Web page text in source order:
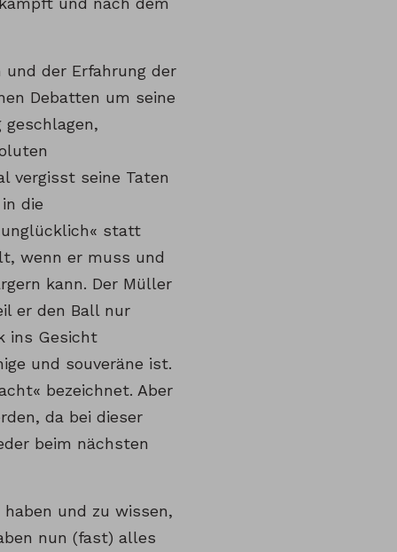
und der Erfahrung der
Debatten um seine
vergisst seine Taten
die
statt
wenn er muss und
kann. Der Müller
er den Ball nur
ins Gesicht
und souveräne ist.
bezeichnet. Aber
da bei dieser
beim nächsten
und zu wissen,
nun (fast) alles